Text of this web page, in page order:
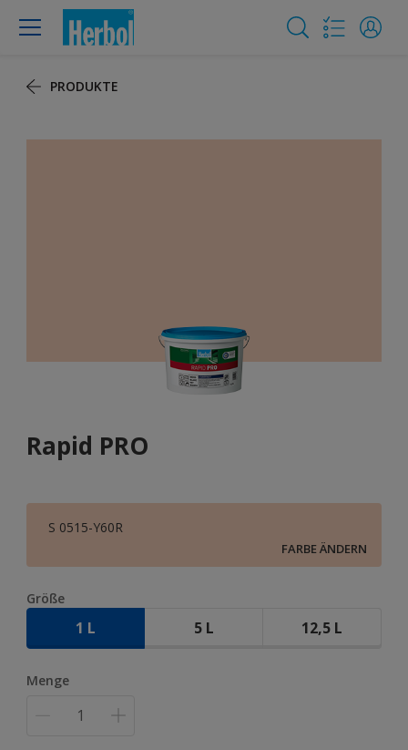
PRODUKTE
Rapid PRO
S 0515-Y60R
FARBE ÄNDERN
Größe
1 L 5 L 12,5 L
Menge